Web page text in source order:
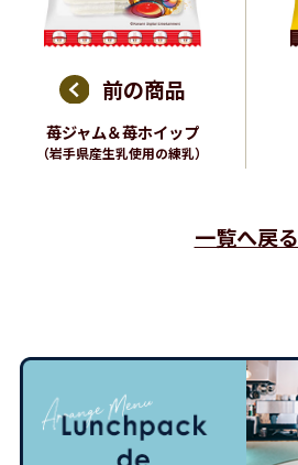
前の商品
苺ジャム＆苺ホイップ
（岩手県産生乳使用の練乳）
一覧へ戻る